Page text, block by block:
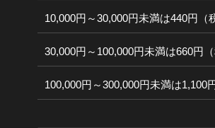
10,000円～30,000円未満は440円（
30,000円～100,000円未満は660円
100,000円～300,000円未満は1,100